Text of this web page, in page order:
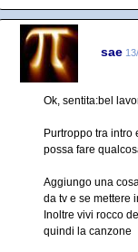
sae
Ok, sentita:bel
Purtroppo tra
possa fare
Aggiungo una
da tv e se mettere
Inoltre vivi rocco
quindi la canzone